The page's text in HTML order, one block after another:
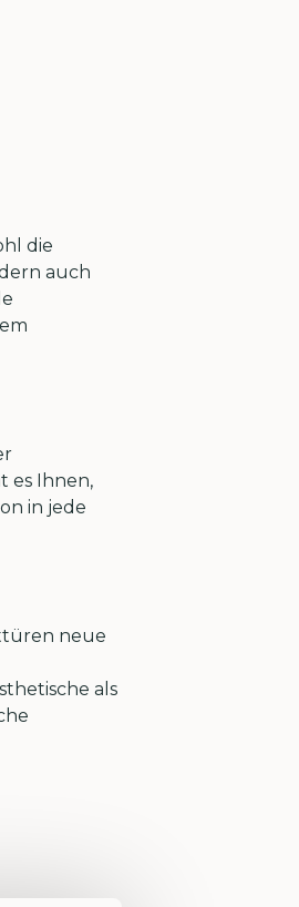
die
auch
es Ihnen,
in jede
neue
als